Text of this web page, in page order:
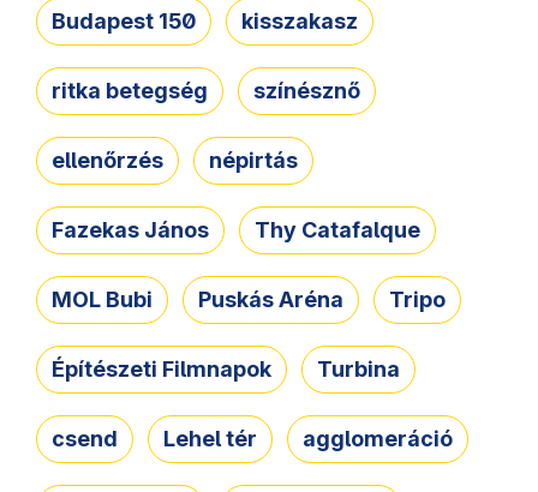
Budapest 150 kisszakasz
ritka betegség színésznő
ellenőrzés népirtás
Fazekas János Thy Catafalque
MOL Bubi Puskás Aréna Tripo
Építészeti Filmnapok Turbina
csend Lehel tér agglomeráció